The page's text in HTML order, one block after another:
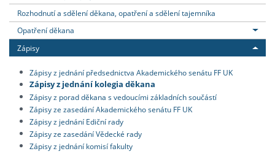
Rozhodnutí a sdělení děkana, opatření a sdělení tajemníka
Opatření děkana
Zápisy
Zápisy z jednání předsednictva Akademického senátu FF UK
Zápisy z jednání kolegia děkana
Zápisy z porad děkana s vedoucími základních součástí
Zápisy ze zasedání Akademického senátu FF UK
Zápisy z jednání Ediční rady
Zápisy ze zasedání Vědecké rady
Zápisy z jednání komisí fakulty